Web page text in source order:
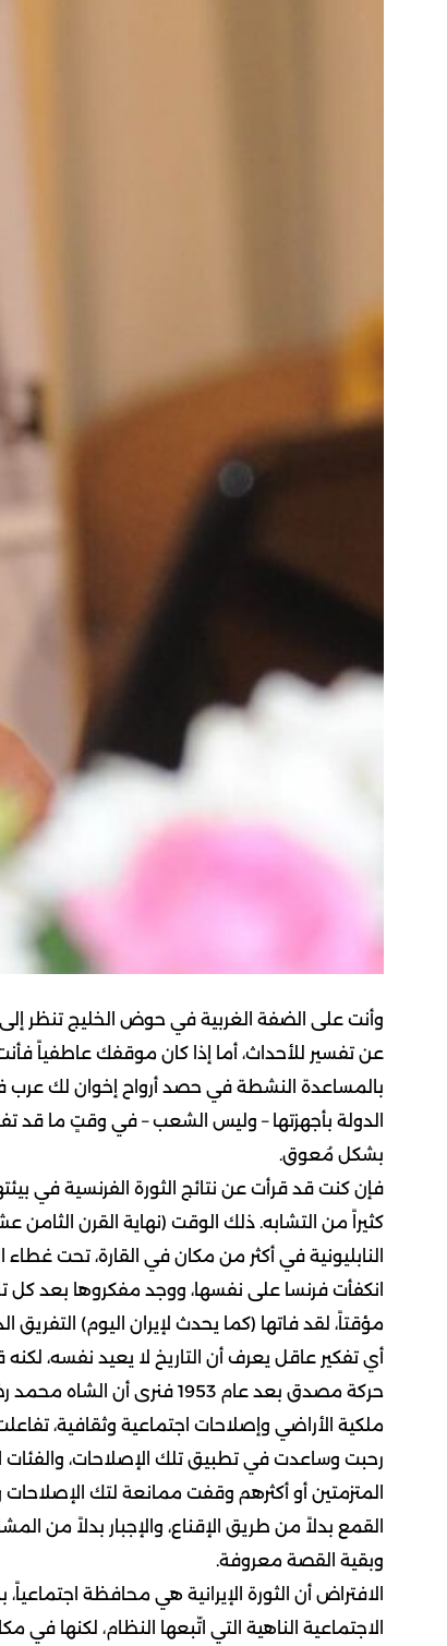
وأنت على الضفة الغربية في حوض الخليج تنظر
عن تفسير للأحداث، أما إذا كان موقفك عاطفياً
بالمساعدة النشطة في حصد أرواح إخوان لك عرب
الدولة بأجهزتها – وليس الشعب – في وقتٍ ما قد
بشكل مُعوق.
فإن كنت قد قرأت عن نتائج الثورة الفرنسية في
كثيراً من التشابه. ذلك الوقت (نهاية القرن الثامن
النابليونية في أكثر من مكان في القارة، تحت
انكفأت فرنسا على نفسها، ووجد مفكروها بعد كل
مؤقتاً، لقد فاتها (كما يحدث لإيران اليوم) التفريق
أي تفكير عاقل يعرف أن التاريخ لا يعيد نفسه،
حركة مصدق بعد عام 1953
ملكية الأراضي وإصلاحات اجتماعية وثقافية،
رحبت وساعدت في تطبيق تلك الإصلاحات، والفئات
المتزمتين أو أكثرهم وقفت ممانعة لتك
وبقية القصة معروفة.
الافتراض أن الثورة الإيرانية هي محافظة
الاجتماعية الناهية التي اتّبعها النظام، لكنها